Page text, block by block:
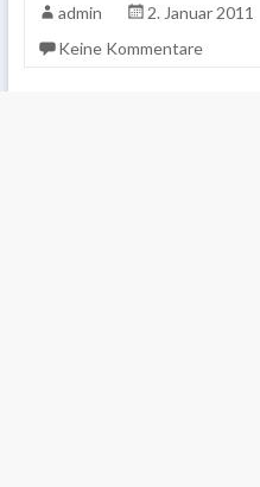
admin 2. Januar 2011
Keine Kommentare